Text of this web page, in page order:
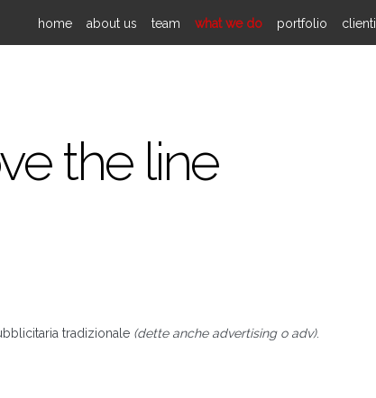
home about us team what we do portfolio clienti
the line
tradizionale (dette anche advertising o adv).